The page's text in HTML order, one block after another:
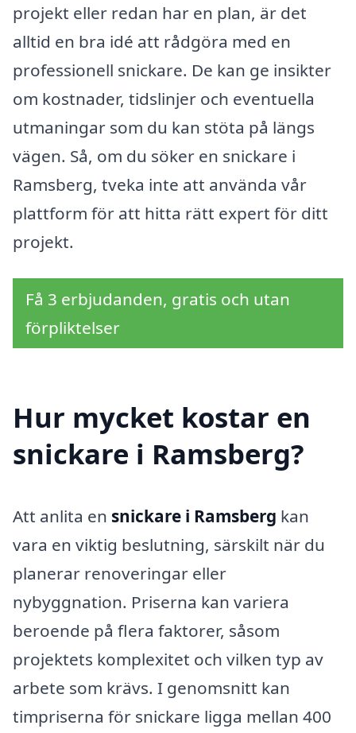
projekt eller redan har en plan, är det
alltid en bra idé att rådgöra med en
professionell snickare. De kan ge insikter
om kostnader, tidslinjer och eventuella
utmaningar som du kan stöta på längs
vägen. Så, om du söker en snickare i
Ramsberg, tveka inte att använda vår
plattform för att hitta rätt expert för ditt
projekt.
Få 3 erbjudanden, gratis och utan
förpliktelser
Hur mycket kostar en
snickare i Ramsberg?
Att anlita en snickare i Ramsberg kan
vara en viktig beslutning, särskilt när du
planerar renoveringar eller
nybyggnation. Priserna kan variera
beroende på flera faktorer, såsom
projektets komplexitet och vilken typ av
arbete som krävs. I genomsnitt kan
timpriserna för snickare ligga mellan 400